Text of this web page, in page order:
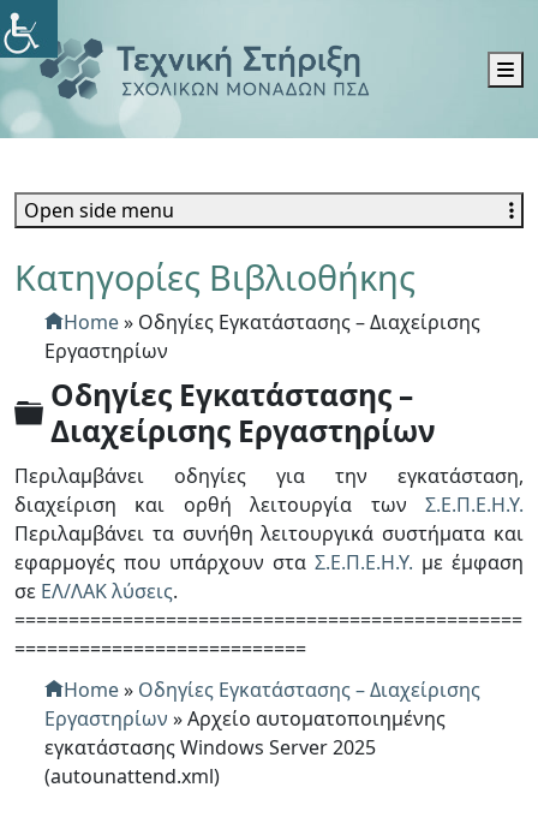
Κατηγορίες Βιβλιοθήκης
Home» Οδηγίες Εγκατάστασης – Διαχείρισης
Εργαστηρίων
Φ
ά
κ
ε
λ
ο
ς
Οδηγίες Εγκατάστασης –
Διαχείρισης Εργαστηρίων
Περιλαμβάνει οδηγίες για την εγκατάσταση,
διαχείριση και ορθή λειτουργία των Σ.Ε.Π.Ε.Η.Υ.
Περιλαμβάνει τα συνήθη λειτουργικά συστήματα και
εφαρμογές που υπάρχουν στα Σ.Ε.Π.Ε.Η.Υ. με έμφαση
σε ΕΛ/ΛΑΚ λύσεις.
===============================================
===========================
Home» Οδηγίες Εγκατάστασης – Διαχείρισης
Εργαστηρίων »Αρχείο αυτοματοποιημένης
εγκατάστασης Windows Server 2025
(autounattend.xml)
Open side menu